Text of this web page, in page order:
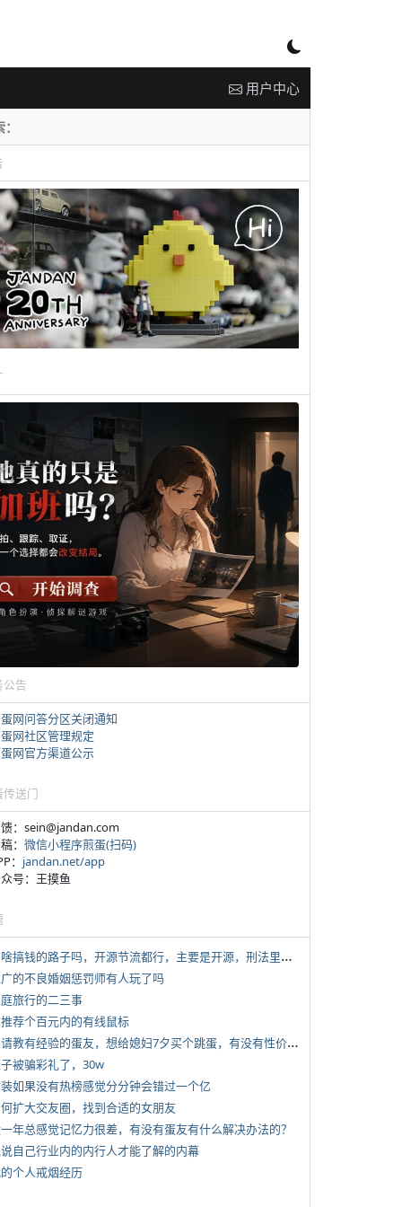
用户中心
公告
网问答分区关闭通知
网社区管理规定
网官方渠道公示
传送门
：sein@jandan.com
： 微信小程序煎蛋(扫码)
： jandan.net/app
号：王摸鱼
*
有啥搞钱的路子吗，开源节流都行，主要是开源，刑法里的咱不做
的不良婚姻惩罚师有人玩了吗
旅行的二三事
荐个百元内的有线鼠标
*
想请教有经验的蛋友，想给媳妇7夕买个跳蛋，有没有性价比高的推荐
被骗彩礼了，30w
如果没有热榜感觉分分钟会错过一个亿
扩大交友圈，找到合适的女朋友
年总感觉记忆力很差，有没有蛋友有什么解决办法的？
自己行业内的内行人才能了解的内幕
个人戒烟经历